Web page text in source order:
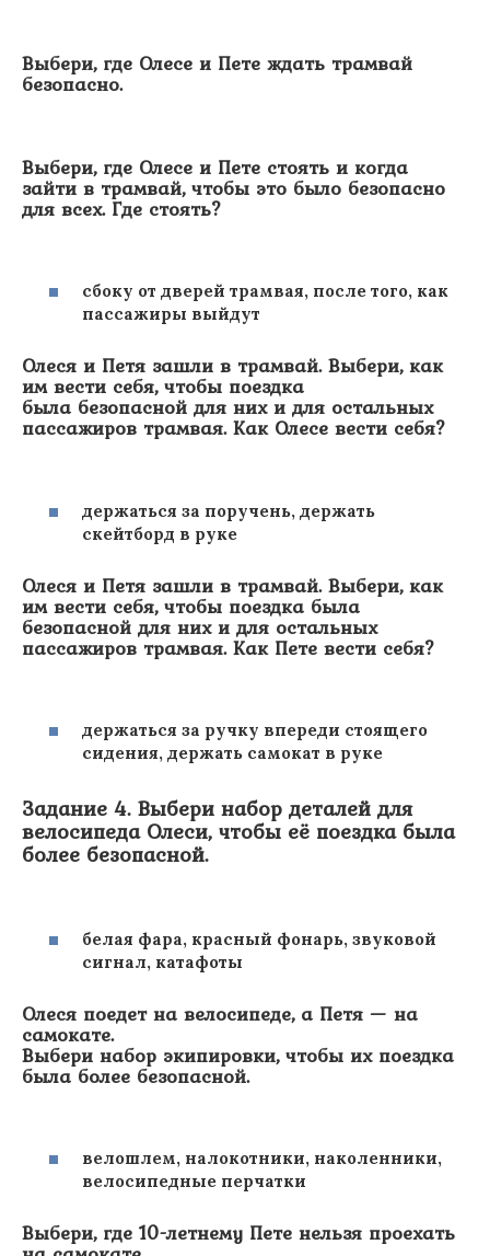
Выбери, где Олесе и Пете ждать трамвай
безопасно.
Выбери, где Олесе и Пете стоять и когда
зайти в трамвай, чтобы это было безопасно
для всех. Где стоять?
сбоку от дверей трамвая, после того, как
пассажиры выйдут
Олеся и Петя зашли в трамвай. Выбери, как
им вести себя, чтобы поездка
была безопасной для них и для остальных
пассажиров трамвая. Как Олесе вести себя?
держаться за поручень, держать
скейтборд в руке
Олеся и Петя зашли в трамвай. Выбери, как
им вести себя, чтобы поездка была
безопасной для них и для остальных
пассажиров трамвая. Как Пете вести себя?
держаться за ручку впереди стоящего
сидения, держать самокат в руке
Задание 4. Выбери набор деталей для
велосипеда Олеси, чтобы её поездка была
более безопасной.
белая фара, красный фонарь, звуковой
сигнал, катафоты
Олеся поедет на велосипеде, а Петя — на
самокате.
Выбери набор экипировки, чтобы их поездка
была более безопасной.
велошлем, налокотники, наколенники,
велосипедные перчатки
Выбери, где 10-летнему Пете нельзя проехать